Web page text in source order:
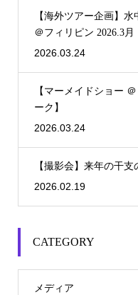
【海外ツアー企画】
＠フィリピン 2026.3月
2026.03.24
【マーメイドショー ＠ フィリピン マニラオーシャンパ
ーク】
2026.03.24
【撮影会】来年の干
2026.02.19
CATEGORY
メディア